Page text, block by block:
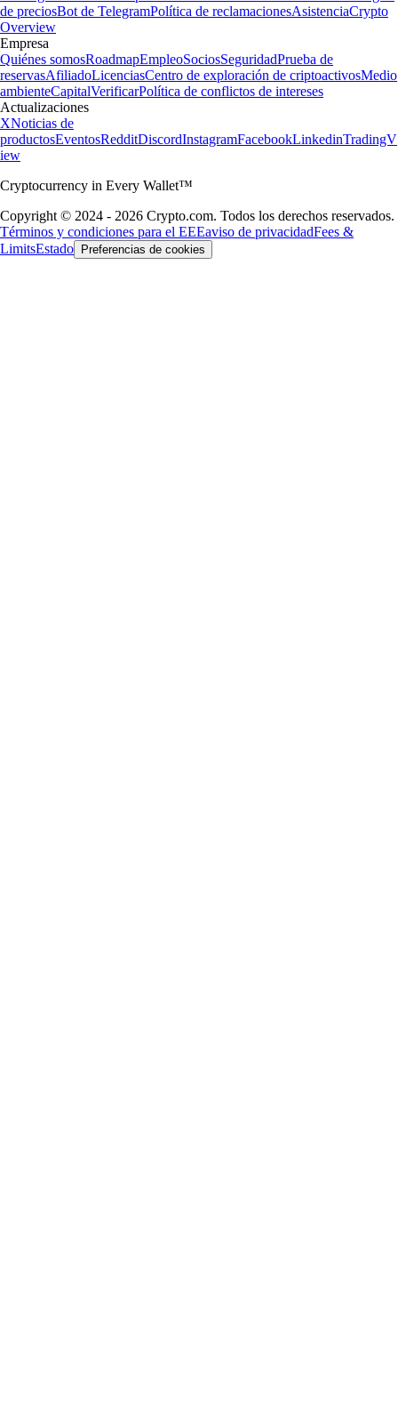
de preciosBot de TelegramPolítica de reclamacionesAsistenciaCrypto
Overview
Empresa
Quiénes somosRoadmapEmpleoSociosSeguridadPrueba de
reservasAfiliadoLicenciasCentro de exploración de criptoactivosMedio
ambienteCapitalVerificarPolítica de conflictos de intereses
Actualizaciones
XNoticias de
productosEventosRedditDiscordInstagramFacebookLinkedinTradingV
iew
Cryptocurrency in Every Wallet™
Copyright © 2024 - 2026 Crypto.com. Todos los derechos reservados.
Términos y condiciones para el EEEaviso de privacidadFees &
LimitsEstado Preferencias de cookies